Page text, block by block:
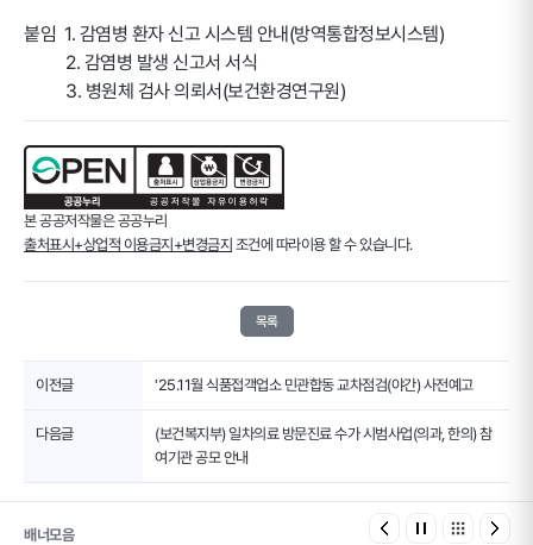
붙임 1. 감염병 환자 신고 시스템 안내(방역통합정보시스템)
2. 감염병 발생 신고서 서식
3. 병원체 검사 의뢰서(보건환경연구원)
본 공공저작물은 공공누리
출처표시+상업적 이용금지+변경금지 조건에 따라이용 할 수 있습니다.
목록
이전글 '25.11월 식품접객업소 민관합동 교차점검(야간) 사전예고
다음글
(보건복지부) 일차의료 방문진료 수가 시범사업(의과, 한의) 참
여기관 공모 안내
배너모음